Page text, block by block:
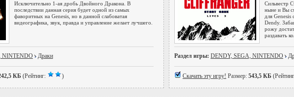
Исключительно 1-ая дробь Двойного Дракона. В
последствии данная серия будет одной из самых
фаворитных на Genesis, но в данной слабоватая
видеографика, звук, правда и управление желает лучшего.
NINTENDO Драки
КБ (Рейтинг: )
Сильвестр
ныне и Вы
для Genesis
Dendy.
рожу
раздавать
Раздел игры: DENDY, SEGA, NINTENDO
Скачать эту игру! Размер: 543,5 КБ